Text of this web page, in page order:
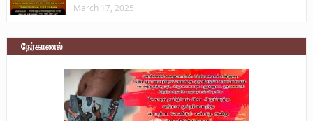
March 17, 2025
நேர்காணல்